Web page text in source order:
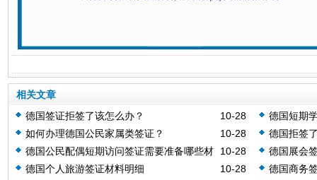
相关文章
10-28
德国签证拒签了该怎么办？
德国短期
10-28
如何办理德国公民家属类签证？
德国拒签
10-28
德国公民配偶短期访问签证需要准备哪些材
料？
德国展会
10-28
德国个人旅游签证材料明细
德国商务